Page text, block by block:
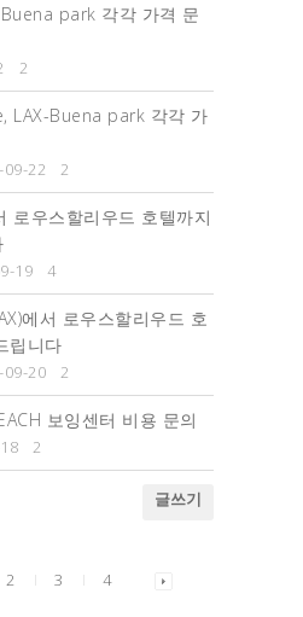
Buena park 각각 가격 문
2
LAX-Buena park 각각 가
22 2
로우스할리우드 호텔까지
19 4
에서 로우스할리우드 호
립니다
09-20 2
보잉센터 비용 문의
2
글쓰기
2 3 4